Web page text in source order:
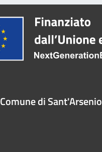
Comune di Sant'Arsenio